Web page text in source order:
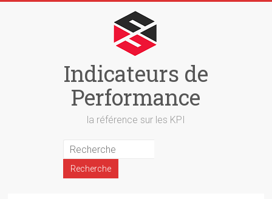
Indicateurs de
Performance
la référence sur les KPI